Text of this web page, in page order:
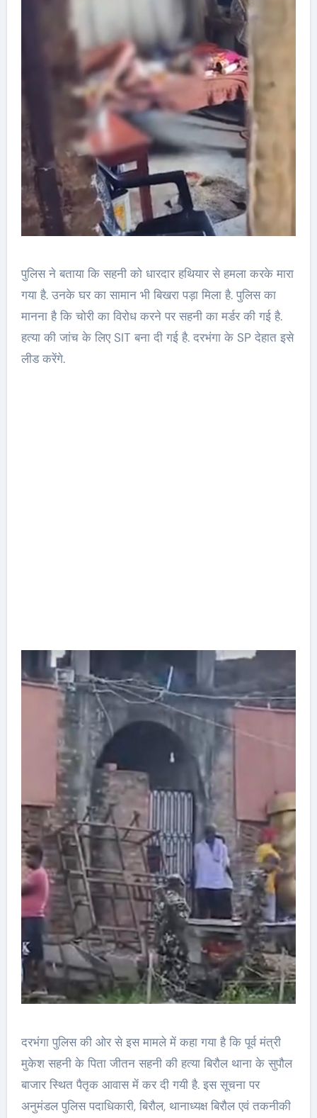
पुलिस ने बताया कि सहनी को धारदार हथियार से हमला करके मारा
गया है. उनके घर का सामान भी बिखरा पड़ा मिला है. पुलिस का
मानना है कि चोरी का विरोध करने पर सहनी का मर्डर की गई है.
हत्या की जांच के लिए SIT बना दी गई है. दरभंगा के SP देहात इसे
लीड करेंगे.
दरभंगा पुलिस की ओर से इस मामले में कहा गया है कि पूर्व मंत्री
मुकेश सहनी के पिता जीतन सहनी की हत्या बिरौल थाना के सुपौल
बाजार स्थित पैतृक आवास में कर दी गयी है. इस सूचना पर
अनुमंडल पुलिस पदाधिकारी, बिरौल, थानाध्यक्ष बिरौल एवं तकनीकी